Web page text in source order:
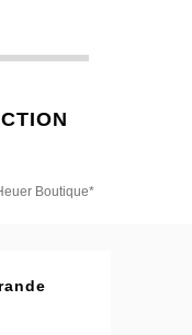
Boutique*